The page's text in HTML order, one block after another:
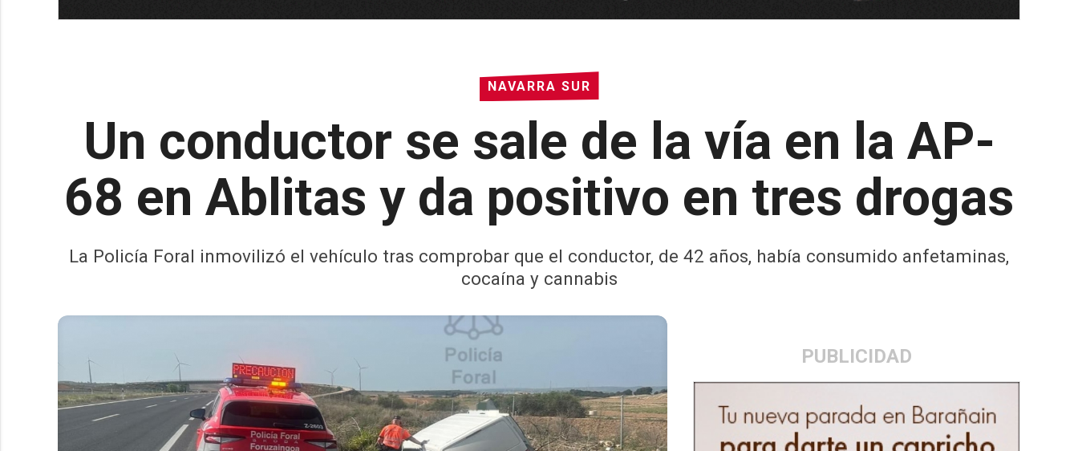
NAVARRA SUR
Un conductor se sale de la vía en la AP-
68 en Ablitas y da positivo en tres drogas
La Policía Foral inmovilizó el vehículo tras comprobar que el conductor, de 42 años, había consumido anfetaminas,
cocaína y cannabis
PUBLICIDAD